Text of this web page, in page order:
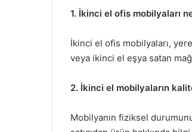
1. İkinci el ofis mobilyaları
İkinci el ofis mobilyaları,
veya ikinci el eşya satan
2. İkinci el mobilyaların
Mobilyanın fiziksel